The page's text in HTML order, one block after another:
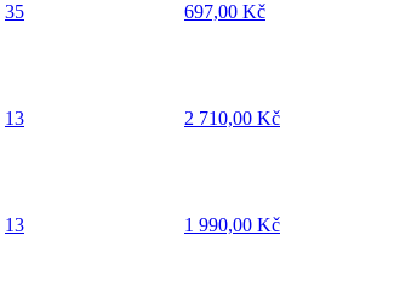
35 697,00 Kč
13 2 710,00 Kč
13 1 990,00 Kč